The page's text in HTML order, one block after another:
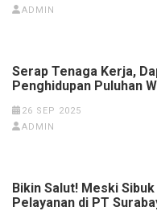
ADMIN
Serap Tenaga Kerja,
Penghidupan Puluhan
26 SEP 2025
ADMIN
Bikin Salut! Meski
Pelayanan di PT